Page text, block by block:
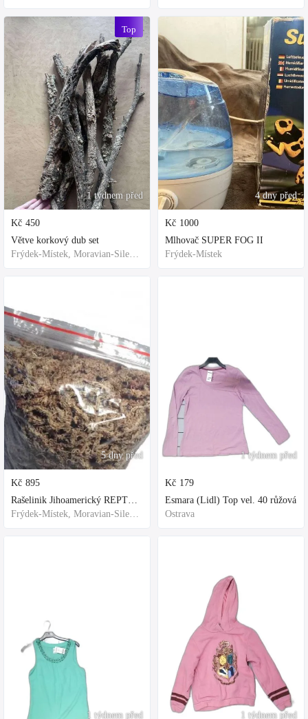
1 týdnem před
Top
Kč 450
Větve korkový dub set
Frýdek-Místek, Moravian-Silesian Region,Others
5 dny před
Kč 895
Rašelinik Jihoamerický REPTER - 5 balení - 500g -
Frýdek-Místek, Moravian-Silesian Region,Others
1 týdnem před
4 dny před
Kč 1000
Mlhovač SUPER FOG II
Frýdek-Místek
1 týdnem před
Kč 179
Esmara (Lidl) Top vel. 40 růžová
Ostrava
1 týdnem před